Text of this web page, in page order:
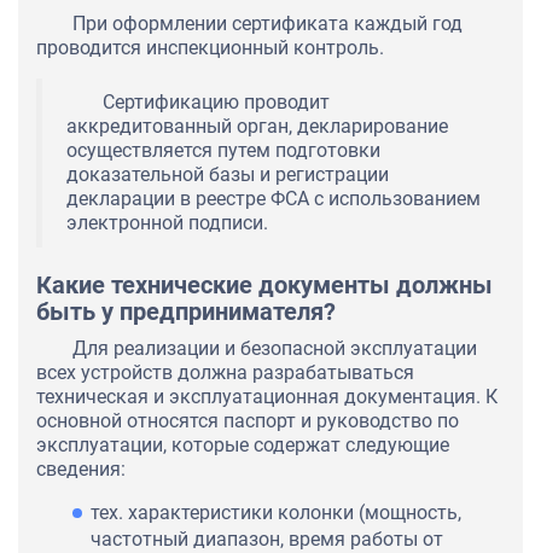
При оформлении сертификата каждый год
проводится инспекционный контроль.
Сертификацию проводит
аккредитованный орган, декларирование
осуществляется путем подготовки
доказательной базы и регистрации
декларации в реестре ФСА с использованием
электронной подписи.
Какие технические документы должны
быть у предпринимателя?
Для реализации и безопасной эксплуатации
всех устройств должна разрабатываться
техническая и эксплуатационная документация. К
основной относятся паспорт и руководство по
эксплуатации, которые содержат следующие
сведения:
тех. характеристики колонки (мощность,
частотный диапазон, время работы от